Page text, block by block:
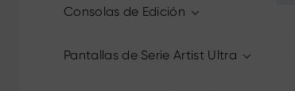
Consolas de Edición
Pantallas de Serie Artist Ultra